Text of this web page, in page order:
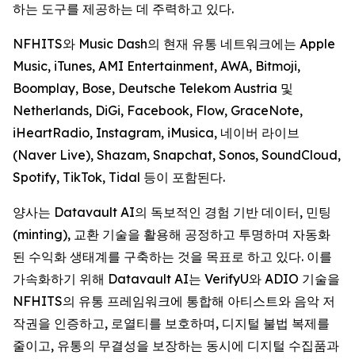
하는 도구를 제공하는 데 주력하고 있다.
NFHITS와 Music Dash의 현재 유통 네트워크에는 Apple
Music, iTunes, AMI Entertainment, AWA, Bitmoji,
Boomplay, Bose, Deutsche Telekom Austria 및
Netherlands, DiGi, Facebook, Flow, GraceNote,
iHeartRadio, Instagram, iMusica, 네이버 라이브
(Naver Live), Shazam, Snapchat, Sonos, SoundCloud,
Spotify, TikTok, Tidal 등이 포함된다.
양사는 Datavault AI의 독보적인 경험 기반 데이터, 민팅
(minting), 교환 기술을 활용해 공정하고 투명하며 자동화
된 수익화 생태계를 구축하는 것을 목표로 하고 있다. 이를
가속화하기 위해 Datavault AI는 VerifyU와 ADIO 기술을
NFHITS의 유통 프레임워크에 통합해 아티스트와 음악 저
작권을 인증하고, 로열티를 보호하며, 디지털 불법 복제를
줄이고, 유통의 무결성을 보장하는 동시에 디지털 수집품과